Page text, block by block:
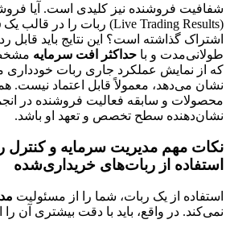
شفافیت فروشنده نیز کلیدی است. آیا
(Live Trading Results) ربات را در قالب یک
اشتراک گذاشته است؟ این نتایج باید قابل
طولانی‌مدت و با حداکثر افت سرمایه
که از نمایش عملکرد جاری ربات خودداری
نشان می‌دهد، معمولاً قابل اعتماد نیست.
نشان‌دهنده سطح تخصص و تعهد او باشد.
نکات مهم مدیریت سرمایه و کنترل
استفاده از ربات‌های خریداری‌شده
استفاده از یک ربات، شما را از مسئولیت
نمی‌کند. در واقع، باید با دقت بیشتری آن را